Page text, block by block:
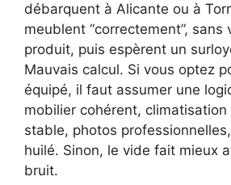
débarquent à Alicante ou à
meublent “correctement”, sans
produit, puis espèrent un
Mauvais calcul. Si vous optez
équipé, il faut assumer une
mobilier cohérent,
stable, photos
huilé. Sinon, le vide fait mieux
bruit.